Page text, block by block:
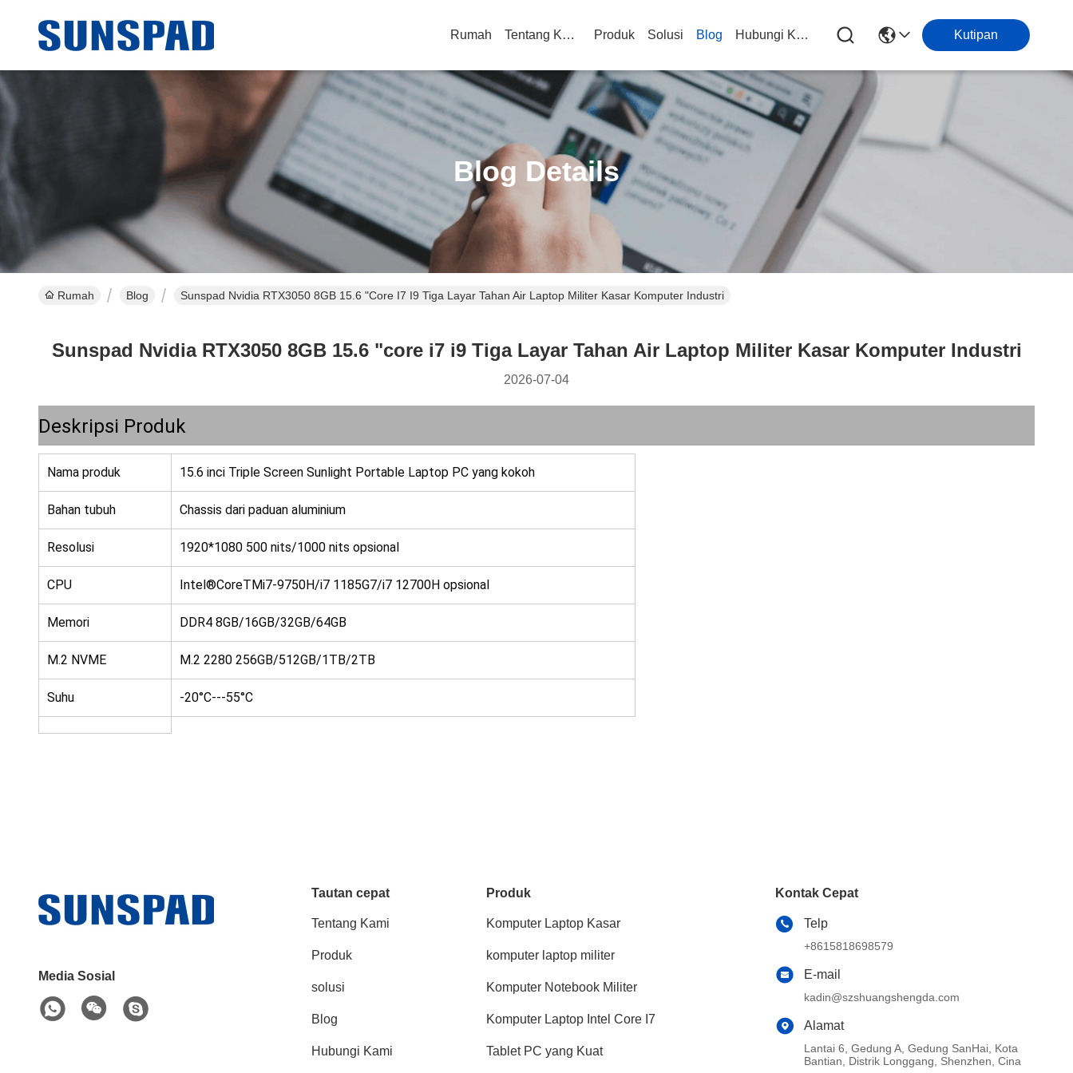
Rumah Tentang Kami Produk Solusi Blog Hubungi Kami Kutipan
Blog Details
Rumah Blog Sunspad Nvidia RTX3050 8GB 15.6 "core I7 I9 Tiga Layar Tahan Air Laptop Militer Kasar Komputer Industri
Sunspad Nvidia RTX3050 8GB 15.6 "core i7 i9 Tiga Layar Tahan Air Laptop Militer Kasar Komputer Industri
2026-07-04
Deskripsi Produk
Nama produk 15.6 inci Triple Screen Sunlight Portable Laptop PC yang kokoh
Bahan tubuh Chassis dari paduan aluminium
Resolusi 1920*1080 500 nits/1000 nits opsional
CPU Intel®CoreTMi7-9750H/i7 1185G7/i7 12700H opsional
Memori DDR4 8GB/16GB/32GB/64GB
M.2 NVME M.2 2280 256GB/512GB/1TB/2TB
Suhu -20°C---55°C
Media Sosial
Tautan cepat
Tentang Kami
Produk
solusi
Blog
Hubungi Kami
Produk
Komputer Laptop Kasar
komputer laptop militer
Komputer Notebook Militer
Komputer Laptop Intel Core I7
Tablet PC yang Kuat
Kontak Cepat
Telp
+8615818698579
E-mail
kadin@szshuangshengda.com
Alamat
Lantai 6, Gedung A, Gedung SanHai, Kota
Bantian, Distrik Longgang, Shenzhen, Cina